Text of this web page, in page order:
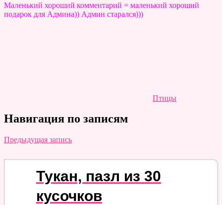
Маленький хороший комментарий = маленький хороший
подарок для Админа)) Админ старался)))
Птицы
Навигация по записям
Предыдущая запись
Тукан, пазл из 30
кусочков